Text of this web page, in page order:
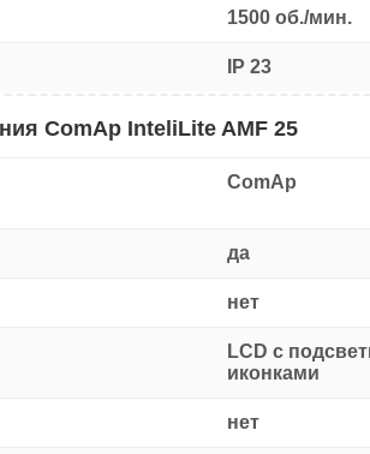
1500 об./мин.
IP 23
ComAp InteliLite AMF 25
ComAp
да
нет
LCD с
иконками
нет